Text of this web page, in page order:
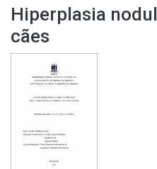
Hiperplasia
cães